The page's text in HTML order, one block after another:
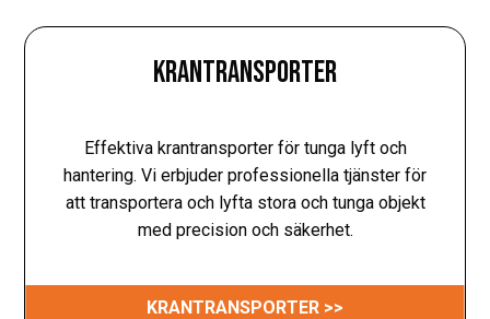
KRANTRANSPORTER
Effektiva krantransporter för tunga lyft och
hantering. Vi erbjuder professionella tjänster för
att transportera och lyfta stora och tunga objekt
med precision och säkerhet.
KRANTRANSPORTER >>